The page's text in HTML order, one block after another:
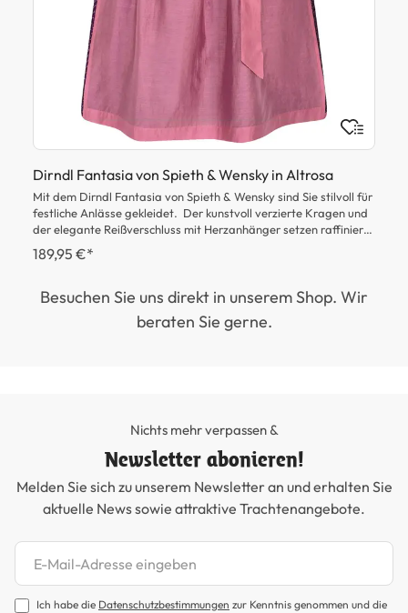
Dirndl Fantasia von Spieth & Wensky in Altrosa
Mit dem Dirndl Fantasia von Spieth & Wensky sind Sie stilvoll für
festliche Anlässe gekleidet. Der kunstvoll verzierte Kragen und
der elegante Reißverschluss mit Herzanhänger setzen raffinierte
Akzente, während der Rock mit seinem stilvollen Muster
beeindruckt. Abgerundet wird das Design durch die harmonisch
seinen besonderen Charme verleihen.
189,95 €*
Besuchen Sie uns direkt in unserem Shop. Wir
beraten Sie gerne.
Nichts mehr verpassen &
Newsletter abonieren!
Melden Sie sich zu unserem Newsletter an und erhalten Sie
aktuelle News sowie attraktive Trachtenangebote.
Newsletter abonnieren
Ich habe die Datenschutzbestimmungen zur Kenntnis genommen und die